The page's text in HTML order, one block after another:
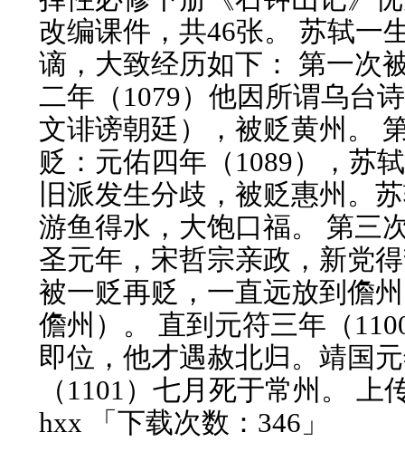
改编课件，共46张。 苏轼一
谪，大致经历如下： 第一次
二年（1079）他因所谓乌台
文诽谤朝廷），被贬黄州。
贬：元佑四年（1089），苏
旧派发生分歧，被贬惠州。
游鱼得水，大饱口福。 第三
圣元年，宋哲宗亲政，新党
被一贬再贬，一直远放到儋
儋州）。 直到元符三年（
即位，他才遇赦北归。靖国
（1101）七月死于常州。 上
hxx 「下载次数：346」